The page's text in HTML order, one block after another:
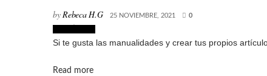
by Rebeca H.G 25 NOVIEMBRE, 2021 0
Si te gusta las manualidades y crear tus propios
Read moreDetails